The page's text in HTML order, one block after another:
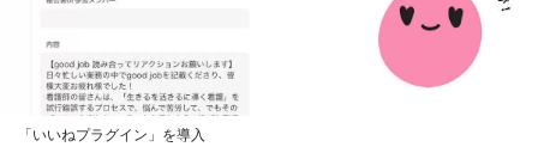
「いいねプラグイン」を導入